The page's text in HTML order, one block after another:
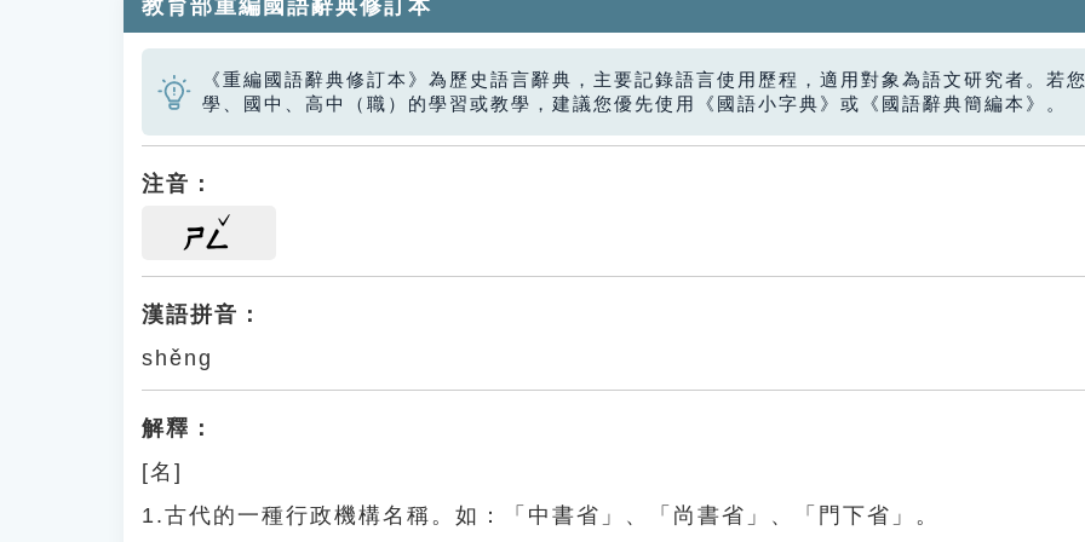
教育部重編國語辭典修訂本
《重編國語辭典修訂本》為歷史語言辭典，主要記錄語言使用歷程，適用對象為語文研究者。若
學、國中、高中（職）的學習或教學，建議您優先使用《國語小字典》或《國語辭典簡編本》。
注音：
ㄕㄥ
漢語拼音：
shěng
解釋：
[名]
1.古代的一種行政機構名稱。如：「中書省」、「尚書省」、「門下省」。